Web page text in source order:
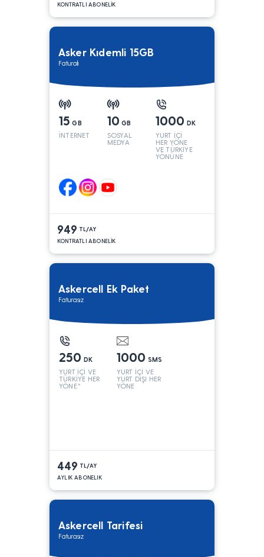
KONTRATLI ABONELİK
Asker Kıdemli 15GB
Faturalı
15 GB
İNTERNET
10 GB
SOSYAL
MEDYA
1000 DK
YURT İÇİ
HER YÖNE
VE TÜRKİYE
YÖNÜNE
949 TL/AY
KONTRATLI ABONELİK
Askercell Ek Paket
Faturasız
250 DK
YURT İÇİ VE
TÜRKİYE HER
YÖNE*
1000 SMS
YURT İÇİ VE
YURT DIŞI HER
YÖNE
449 TL/AY
AYLIK ABONELIK
Askercell Tarifesi
Faturasız